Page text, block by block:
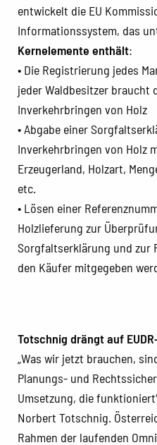
entwickelt die EU
Informationssystem, das
Kernelemente enthält:
• Die Registrierung jedes
jeder Waldbesitzer braucht
Inverkehrbringen von Holz
• Abgabe einer
Inverkehrbringen von Holz
Erzeugerland, Holzart,
etc.
• Lösen einer
Holzlieferung zur
Sorgfaltserklärung und zur
den Käufer mitgegeben
Totschnig drängt auf
„Was wir jetzt brauchen,
Planungs- und
Umsetzung, die
Norbert Totschnig.
Rahmen der laufenden